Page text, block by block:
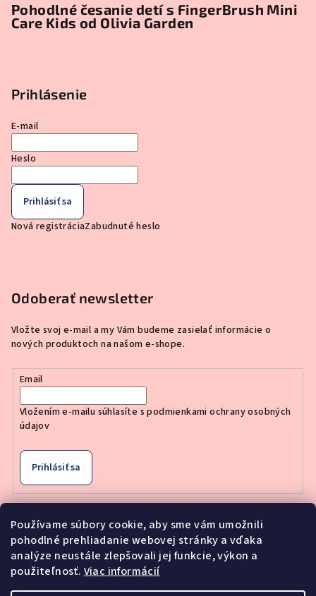
Používame súbory cookie, aby sme vám umožnili
pohodlné prehliadanie webovej stránky a vďaka
analýze neustále zlepšovali jej funkcie, výkon a
použiteľnosť. Viac informácií
Pohodlné česanie detí s FingerBrush Mini
Care Kids od Olivia Garden
Prihlásenie
E-mail
Heslo
Prihlásiť sa
Nová registráciaZabudnuté heslo
Odoberať newsletter
Vložte svoj e-mail a my Vám budeme zasielať informácie o
nových produktoch na našom e-shope.
Email
Vložením e-mailu súhlasíte spodmienkami ochrany osobných
údajov
Prihlásiť sa
Nákupný košík